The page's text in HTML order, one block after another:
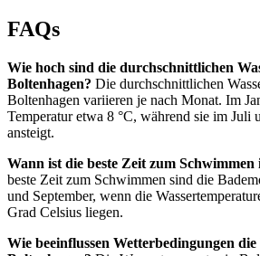
FAQs
Wie hoch sind die durchschnittlichen
Boltenhagen? Die durchschnittlichen
Boltenhagen variieren je nach Monat. Im
Temperatur etwa 8 °C, während sie im Juli
ansteigt.
Wann ist die beste Zeit zum Schwimmen
beste Zeit zum Schwimmen sind die
und September, wenn die
Grad Celsius liegen.
Wie beeinflussen Wetterbedingungen